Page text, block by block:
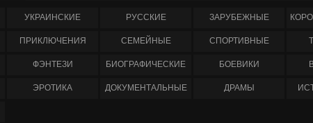
УКРАИНCКИЕ РУССКИЕ ЗАРУБЕЖНЫЕ
ПРИКЛЮЧЕНИЯ СЕМЕЙНЫЕ СПОРТИВНЫЕ
ФЭНТЕЗИ БИОГРАФИЧЕСКИЕ БОЕВИКИ
ЭРОТИКА ДОКУМЕНТАЛЬНЫЕ ДРАМЫ